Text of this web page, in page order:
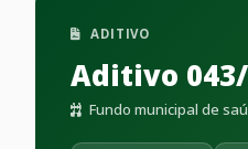
ADITIVO
Aditivo
Fundo municipal de